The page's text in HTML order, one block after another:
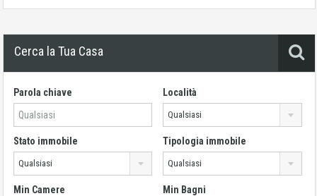
Cerca la Tua Casa
Parola chiave Località
Qualsiasi
Stato immobile
Qualsiasi
Tipologia immobile
Qualsiasi
Min Camere Min Bagni